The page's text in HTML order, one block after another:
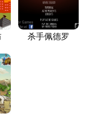
杀手佩德罗